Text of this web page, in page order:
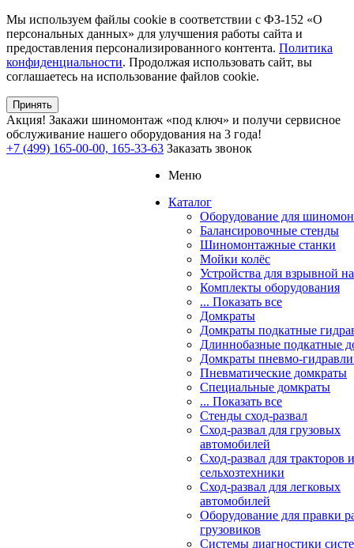
Мы используем файлы cookie в соответствии с ФЗ-152 «О
персональных данных» для улучшения работы сайта и
предоставления персонализированного контента. Политика
конфиденциальности. Продолжая использовать сайт, вы
соглашаетесь на использование файлов cookie.
Принять
Акция! Закажи шиномонтаж «под ключ» и получи сервисное
обслуживание нашего оборудования на 3 года!
+7 (499) 165-00-00, 165-33-63 Заказать звонок
Меню
Каталог
Оборудование для
Балансировочные стенды
Шиномонтажные станки
Мойки колёс
Устройства для взрывной
Комплекты оборудования
... Показать все
Домкраты
Домкраты подкатные
Длиннобазные подкатные
Домкраты пневмо-
Пневматические домкраты
Специальные домкраты
... Показать все
Стенды сход-развал
Сход-развал для грузовых
автомобилей
Сход-развал для тракторов и
сельхозтехники
Сход-развал для легковых
автомобилей
Оборудование для правки
грузовиков
Системы диагностики